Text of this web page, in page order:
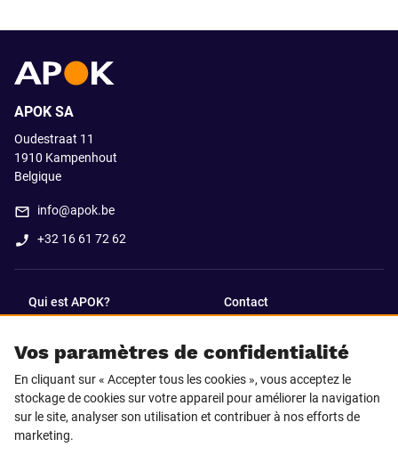
Vos paramètres de confidentialité
En cliquant sur « Accepter tous les cookies », vous acceptez le
stockage de cookies sur votre appareil pour améliorer la navigation
sur le site, analyser son utilisation et contribuer à nos efforts de
marketing.
APOK SA
Oudestraat 11
1910 Kampenhout
Belgique
info@apok.be
+32 16 61 72 62
Qui est APOK? Contact
SUIVEZ-NOUS SUR
Facebook LinkedIn